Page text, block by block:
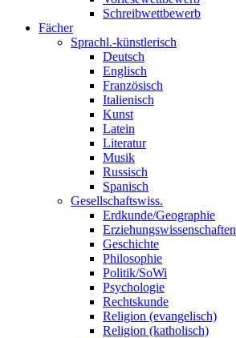
Schreibwettbewerb
Fächer
Sprachl.-künstlerisch
Deutsch
Englisch
Französisch
Italienisch
Kunst
Latein
Literatur
Musik
Russisch
Spanisch
Gesellschaftswiss.
Erdkunde/Geographie
Erziehungswissenschaften
Geschichte
Philosophie
Politik/SoWi
Psychologie
Rechtskunde
Religion (evangelisch)
Religion (katholisch)